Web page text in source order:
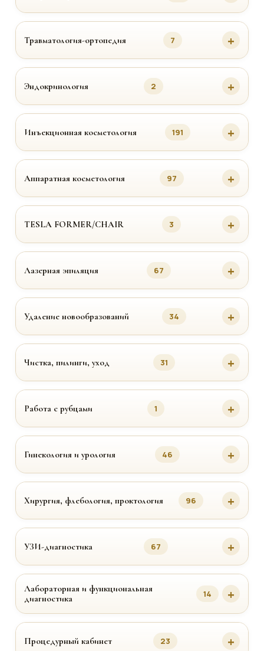
Травматология-ортопедия 7
Эндокринология 2
Инъекционная косметология 191
Аппаратная косметология 97
TESLA FORMER/CHAIR 3
Лазерная эпиляция 67
Удаление новообразований 34
Чистка, пилинги, уход 31
Работа с рубцами 1
Гинекология и урология 46
Хирургия, флебология, проктология 96
УЗИ-диагностика 67
Лабораторная и функциональная
диагностика
14
Процедурный кабинет 23